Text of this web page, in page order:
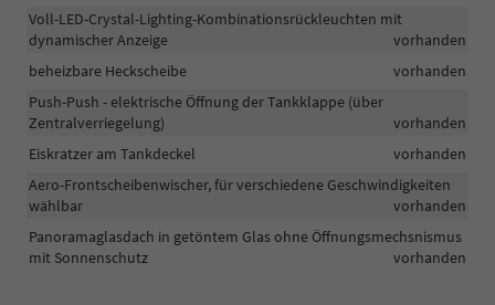
Voll-LED-Crystal-Lighting-Kombinationsrückleuchten mit
dynamischer Anzeige
vorhanden
beheizbare Heckscheibe
vorhanden
Push-Push - elektrische Öffnung der Tankklappe (über
Zentralverriegelung)
vorhanden
Eiskratzer am Tankdeckel
vorhanden
Aero-Frontscheibenwischer, für verschiedene Geschwindigkeiten
wählbar
vorhanden
Panoramaglasdach in getöntem Glas ohne Öffnungsmechsnismus
mit Sonnenschutz
vorhanden